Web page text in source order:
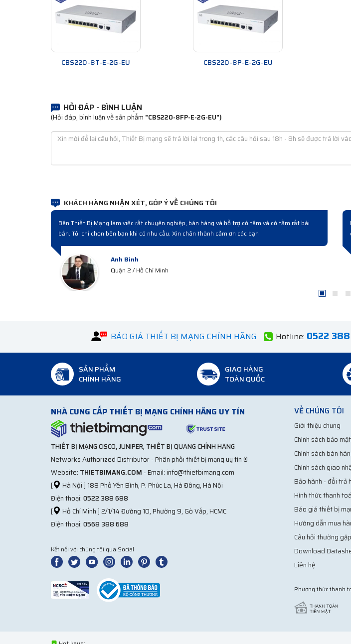
CBS220-8T-E-2G-EU CBS220-8P-E-2G-EU
HỎI ĐÁP - BÌNH LUẬN
(Hỏi đáp, bình luận về sản phẩm "CBS220-8FP-E-2G-EU")
KHÁCH HÀNG NHẬN XÉT, GÓP Ý VỀ CHÚNG TÔI
Đợt rồi công ty cải tạo nâng cấp hệ thống có mua mấy bộ switch bên này. Làm việc chuyên
nghiệp từ lúc hỏi mua đến giao hàng và bàn giao rất chuyên nghiệp...
Anh Hà
Hà Tây
BÁO GIÁ THIẾT BỊ MẠNG CHÍNH HÃNG Hotline: 0522
SẢN PHẨM
CHÍNH HÃNG
GIAO HÀNG
TOÀN QUỐC
NHÀ CUNG CẤP THIẾT BỊ MẠNG CHÍNH HÃNG UY TÍN
THIẾT BỊ MẠNG CISCO, JUNIPER, THIẾT BỊ QUANG CHÍNH HÃNG
Networks Authorized Distributor - Phân phối thiết bị mạng uy tín ®
Website: THIETBIMANG.COM - Email: info@thietbimang.com
[
Hà Nội ] 188 Phố Yên Bình, P. Phúc La, Hà Đông, Hà Nội
Điện thoại:0522 388 688
[
Hồ Chí Minh ] 2/1/14 Đường 10, Phường 9, Gò Vấp, HCMC
Điện thoại:0568 388 688
Kết nối với chúng tôi qua Social
VỀ CHÚNG TÔI
Giới thiệu chung
Chính sách bảo mật
Chính sách bán
Chính sách giao
Bảo hành - đổi trả
Hình thức thanh
Báo giá thiết bị
Hướng dẫn mua
Câu hỏi thường gặp
Download
Liên hệ
Phương thức thanh